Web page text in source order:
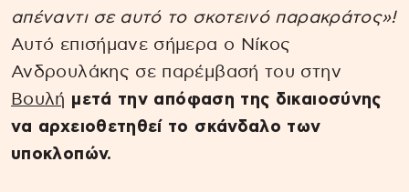
απέναντι σε αυτό το σκοτεινό παρακράτος»!
Αυτό επισήμανε σήμερα ο Νίκος
Ανδρουλάκης σε παρέμβασή του στην
Βουλή μετά την απόφαση της δικαιοσύνης
να αρχειοθετηθεί το σκάνδαλο των
υποκλοπών.